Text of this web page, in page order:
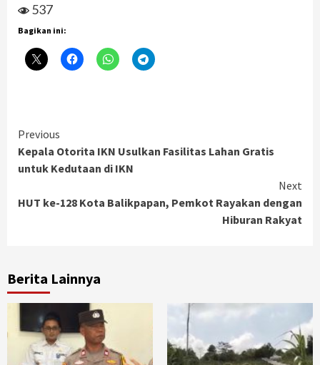
537
Bagikan ini:
Continue
Reading
Previous
Kepala Otorita IKN Usulkan Fasilitas Lahan Gratis
untuk Kedutaan di IKN
Next
HUT ke-128 Kota Balikpapan, Pemkot Rayakan dengan
Hiburan Rakyat
Berita Lainnya